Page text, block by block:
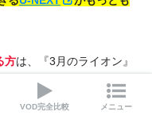
方は、『3月のライオン』
の無料期間
をうまく活用
VOD完全比較 メニュー